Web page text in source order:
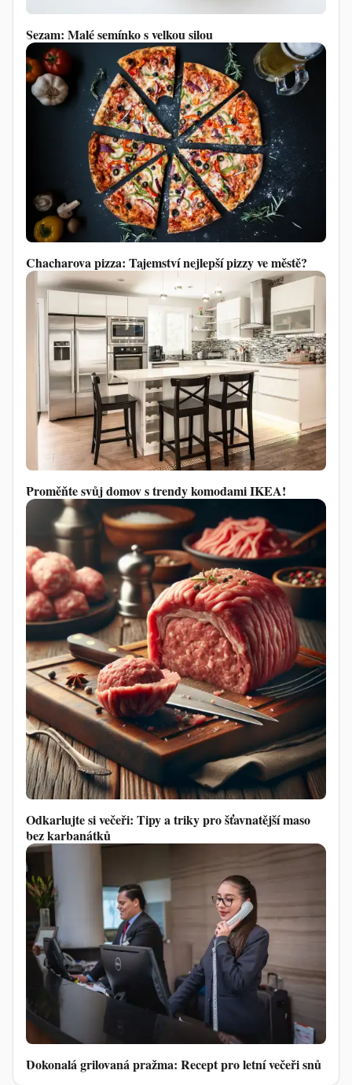
Sezam: Malé semínko s velkou silou
Chacharova pizza: Tajemství nejlepší pizzy ve městě?
Proměňte svůj domov s trendy komodami IKEA!
Odkarlujte si večeři: Tipy a triky pro šťavnatější maso
bez karbanátků
Dokonalá grilovaná pražma: Recept pro letní večeři snů